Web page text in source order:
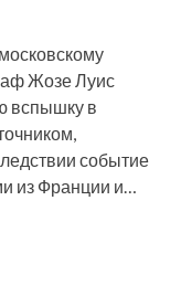
Жозе Луис
вспышку в
событие
из Франции и…